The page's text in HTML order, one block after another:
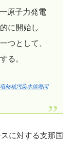
原子力発電
に開始し
つとして、
る。
站核污染水排海问
に対する支那国